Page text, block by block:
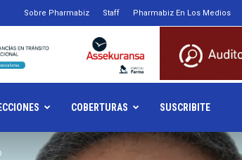
Sobre Pharmabiz Staff Pharmabiz En Los Medios
COBERTURAS SUSCRIBITE